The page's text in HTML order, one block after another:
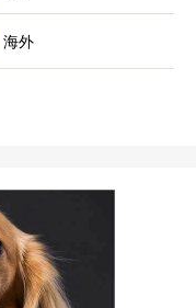
海外